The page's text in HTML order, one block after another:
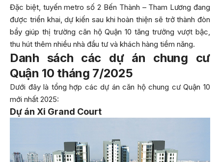
Đặc biệt, tuyến metro số 2 Bến Thành – Tham Lương đang
được triển khai, dự kiến sau khi hoàn thiện sẽ trở thành đòn
bẩy giúp thị trường căn hộ Quận 10 tăng trưởng vượt bậc,
thu hút thêm nhiều nhà đầu tư và khách hàng tiềm năng.
Danh sách các dự án chung cư
Quận 10 tháng 7/2025
Dưới đây là tổng hợp các dự án căn hộ chung cư Quận 10
mới nhất 2025:
Dự án Xi Grand Court